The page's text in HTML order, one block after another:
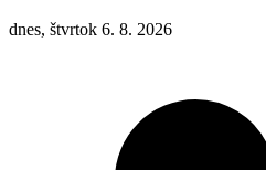
dnes, štvrtok 6. 8. 2026